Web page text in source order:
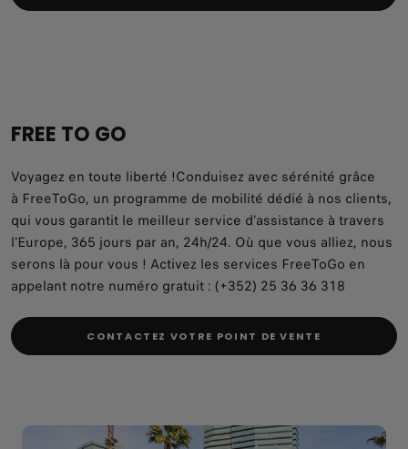
FREE TO GO
Voyagez en toute liberté !Conduisez avec sérénité grâce
à FreeToGo, un programme de mobilité dédié à nos clients,
qui vous garantit le meilleur service d’assistance à travers
l'Europe, 365 jours par an, 24h/24. Où que vous alliez, nous
serons là pour vous ! Activez les services FreeToGo en
appelant notre numéro gratuit : (+352) 25 36 36 318
CONTACTEZ VOTRE POINT DE VENTE